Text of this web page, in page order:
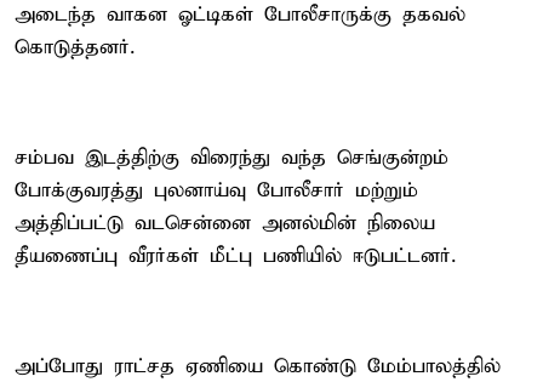
அடைந்த வாகன ஓட்டிகள் போலீசாருக்கு தகவல்
கொடுத்தனர்.
சம்பவ இடத்திற்கு விரைந்து வந்த செங்குன்றம்
போக்குவரத்து புலனாய்வு போலீசார் மற்றும்
அத்திப்பட்டு வடசென்னை அனல்மின் நிலைய
தீயணைப்பு வீரர்கள் மீட்பு பணியில் ஈடுபட்டனர்.
அப்போது ராட்சத ஏணியை கொண்டு மேம்பாலத்தில்